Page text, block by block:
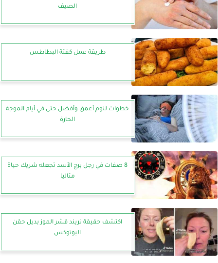
الصيف
طريقة عمل كفتة البطاطس
خطوات لنوم أعمق وأفضل حتى في أيام الموجة
الحارة
8 صفات في رجل برج الأسد تجعله شريك حياة
مثاليا
اكتشف حقيقة تريند قشر الموز بديل حقن
البوتوكس